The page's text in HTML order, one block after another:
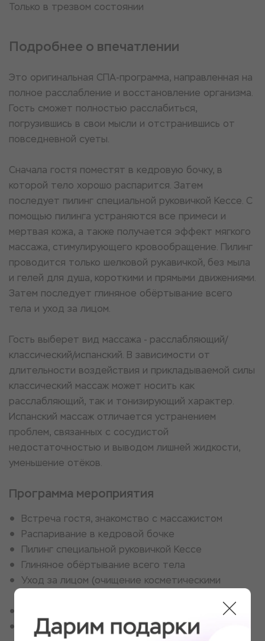
Только в трезвом состоянии
Подробнее о впечатлении
Это оригинальная СПА-программа, направленная на
полное расслабление и восстановление организма.
Гость сможет полностью расслабиться,
погрузившись в свои мысли и отстранившись от
повседневной суеты.
Сначала гостя поместят в кедровую бочку, в
которой тело хорошо распарится. Затем
последует пилинг специальной руковичкой Кессе. С
помощью пилинга устраняются все примеси и
мертвая кожа, а также получается эффект мягкого
массажа, стимулирующего кровообращение. Пилинг
проводится только шелковой рукавичкой, без мыла
и гелей для душа, короткими и прямыми движениями.
Затем последует глиняное обёртывание всего
тела и уход за лицом.
Гость выберет вид массажа - расслабляющий/
классический/испанский. В зависимости от
длительности воздействия и прикладываемой силы
классический массаж может носить как
расслабляющий, так и тонизирующий характер.
Испанский массаж отличается устранением
проблем, связанных с сосудистой
недостаточностью и выводом лишней жидкости,
уменьшение отёков.
Программа мероприятия
Встреча гостя, знакомство с массажистом
Распаривание в кедровой бочке
Пилинг специальной руковичкой Кессе
Глиняное обёртывание всего тела
Уход за лицом (очищение косметическими
Массаж тела расслабляющий/классический/